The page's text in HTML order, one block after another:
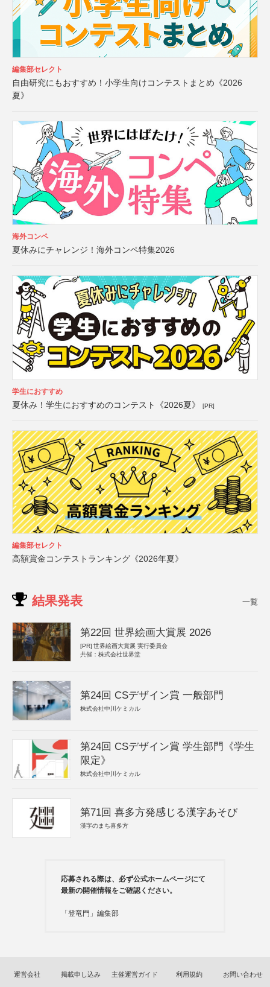
編集部セレクト
自由研究にもおすすめ！小学生向けコンテストまとめ《2026
夏》
海外コンペ
夏休みにチャレンジ！海外コンペ特集2026
学生におすすめ
夏休み！学生におすすめのコンテスト《2026夏》 [PR]
編集部セレクト
高額賞金コンテストランキング《2026年夏》
結果発表 一覧
第22回 世界絵画大賞展 2026
[PR] 世界絵画大賞展 実行委員会
共催：株式会社世界堂
第24回 CSデザイン賞 一般部門
株式会社中川ケミカル
第24回 CSデザイン賞 学生部門《学生
限定》
株式会社中川ケミカル
第71回 喜多方発感じる漢字あそび
漢字のまち喜多方
応募される際は、必ず公式ホームページにて
最新の開催情報をご確認ください。
「登竜門」編集部
運営会社 掲載申し込み 主催運営ガイド 利用規約 お問い合わせ